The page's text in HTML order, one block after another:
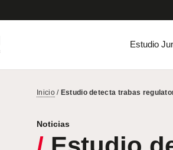
Estudio
Inicio/ Estudio detecta trabas
Noticias